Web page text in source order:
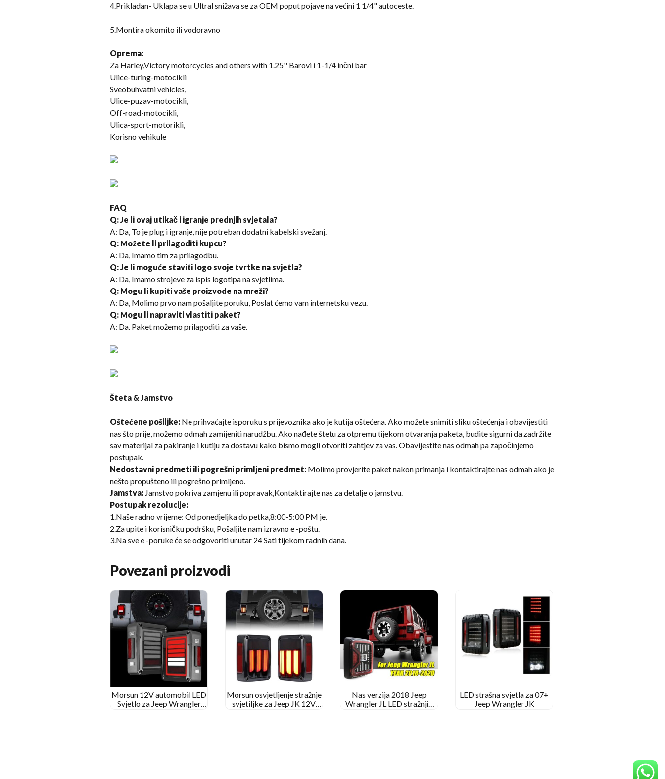
4.Prikladan- Uklapa se u Ultral snižava se za OEM poput pojave na većini 1 1/4" autoceste.
5.Montira okomito ili vodoravno
Oprema:
Za Harley,Victory motorcycles and others with 1.25'' Barovi i 1-1/4 inčni bar
Ulice-turing-motocikli
Sveobuhvatni vehicles,
Ulice-puzav-motocikli,
Off-road-motocikli,
Ulica-sport-motorikli,
Korisno vehikule
FAQ
Q: Je li ovaj utikač i igranje prednjih svjetala?
A: Da, To je plug i igranje, nije potreban dodatni kabelski svežanj.
Q: Možete li prilagoditi kupcu?
A: Da, Imamo tim za prilagodbu.
Q: Je li moguće staviti logo svoje tvrtke na svjetla?
A: Da, Imamo strojeve za ispis logotipa na svjetlima.
Q: Mogu li kupiti vaše proizvode na mreži?
A: Da, Molimo prvo nam pošaljite poruku, Poslat ćemo vam internetsku vezu.
Q: Mogu li napraviti vlastiti paket?
A: Da. Paket možemo prilagoditi za vaše.
Šteta & Jamstvo
Oštećene pošiljke: Ne prihvaćajte isporuku s prijevoznika ako je kutija oštećena. Ako možete snimiti sliku oštećenja i obavijestiti
nas što prije, možemo odmah zamijeniti narudžbu. Ako nađete štetu za otpremu tijekom otvaranja paketa, budite sigurni da zadržite
sav materijal za pakiranje i kutiju za dostavu kako bismo mogli otvoriti zahtjev za vas. Obavijestite nas odmah pa započinjemo
postupak.
Nedostavni predmeti ili pogrešni primljeni predmet: Molimo provjerite paket nakon primanja i kontaktirajte nas odmah ako je
nešto propušteno ili pogrešno primljeno.
Jamstva: Jamstvo pokriva zamjenu ili popravak,Kontaktirajte nas za detalje o jamstvu.
Postupak rezolucije:
1.Naše radno vrijeme: Od ponedjeljka do petka,8:00-5:00 PM je.
2.Za upite i korisničku podršku, Pošaljite nam izravno e ​​-poštu.
3.Na sve e -poruke će se odgovoriti unutar 24 Sati tijekom radnih dana.
Povezani proizvodi
Morsun 12V automobil LED
Svjetlo za Jeep Wrangler
Morsun osvjetljenje stražnje
svjetiljke za Jeep JK 12V
Nas verzija 2018 Jeep
Wrangler JL LED stražnjih
LED strašna svjetla za 07+
Jeep Wrangler JK